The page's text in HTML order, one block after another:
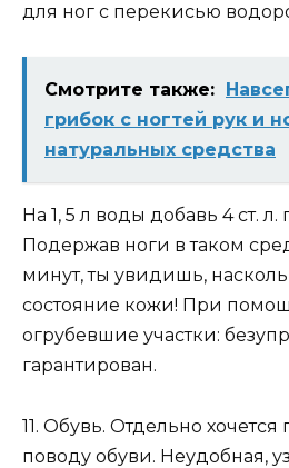
для ног с перекисью
Смотрите также:
грибок с ногтей рук и
натуральных средства
На 1, 5 л воды добавь 4 ст.
Подержав ноги в таком
минут, ты увидишь,
состояние кожи! При
огрубевшие участки:
гарантирован.
11. Обувь. Отдельно
поводу обуви. Неудобная,